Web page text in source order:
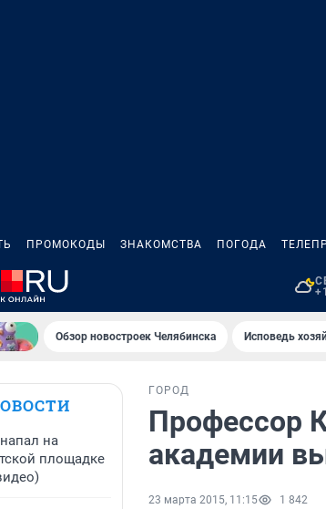
ПРОМОКОДЫ ЗНАКОМСТВА ПОГОДА
Обзор новостроек Челябинска Исповедь
на
площадке
ГОРОД
Профессор
академии
23 марта 2015, 11:15 1 842